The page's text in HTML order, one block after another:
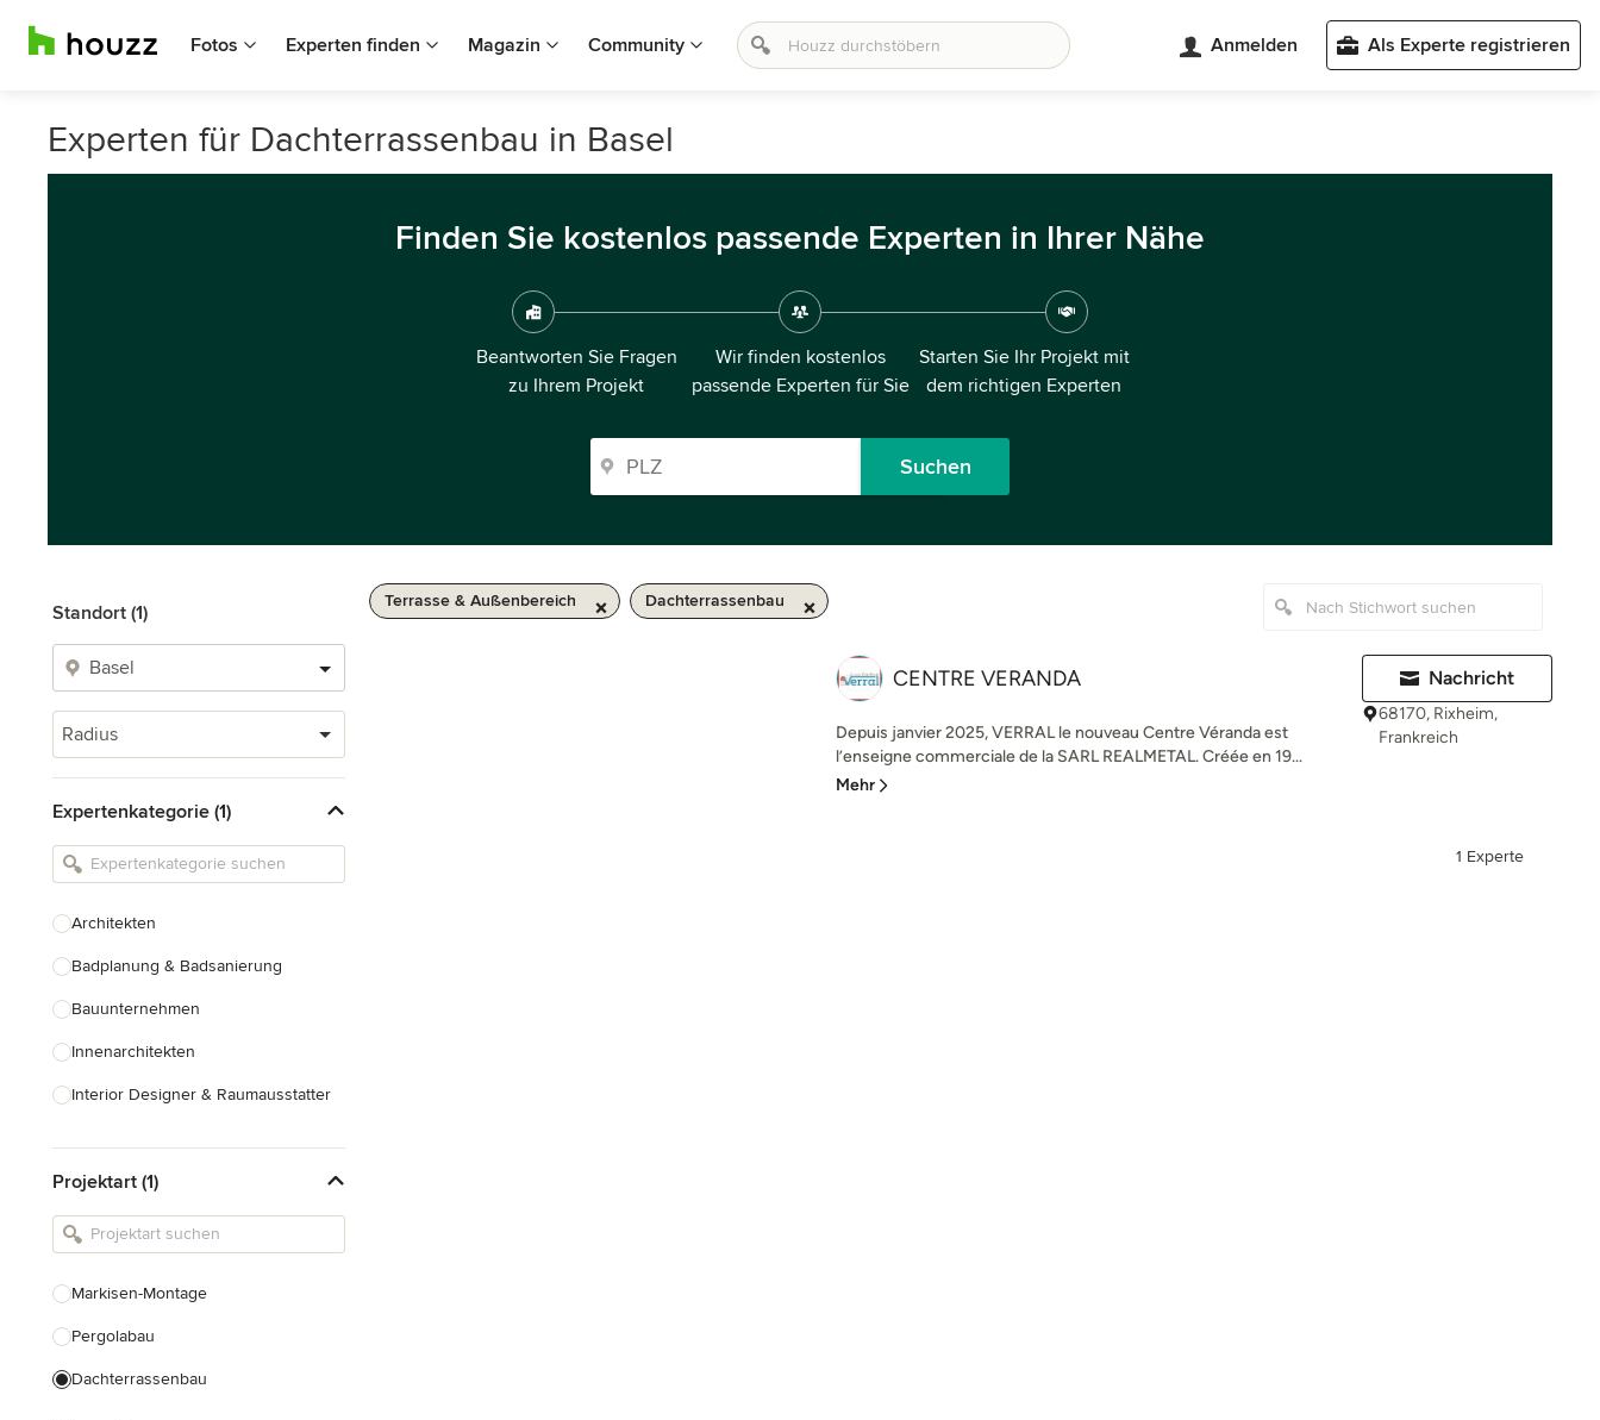
Fotos Experten finden Magazin Community Anmelden Als Experte registrieren
Experten für Dachterrassenbau in Basel
Finden Sie kostenlos passende Experten in Ihrer Nähe
Beantworten Sie Fragen
zu Ihrem Projekt
Wir finden kostenlos
passende Experten für Sie
Starten Sie Ihr Projekt mit
dem richtigen Experten
Suchen
Standort (1)
Radius
Expertenkategorie (1)
Architekten
Badplanung & Badsanierung
Bauunternehmen
Innenarchitekten
Interior Designer & Raumausstatter
Landschaftsarchitekten
Armaturen & Sanitärbedarf
Projektart (1)
Markisen-Montage
Pergolabau
Dachterrassenbau
Terrasse & Außenbereich Dachterrassenbau
CENTRE VERANDA
Depuis janvier 2025, VERRAL le nouveau Centre Véranda est
l’enseigne commerciale de la SARL REALMETAL. Créée en 19...
Mehr
Nachricht
68170, Rixheim,
Frankreich
1 Experte